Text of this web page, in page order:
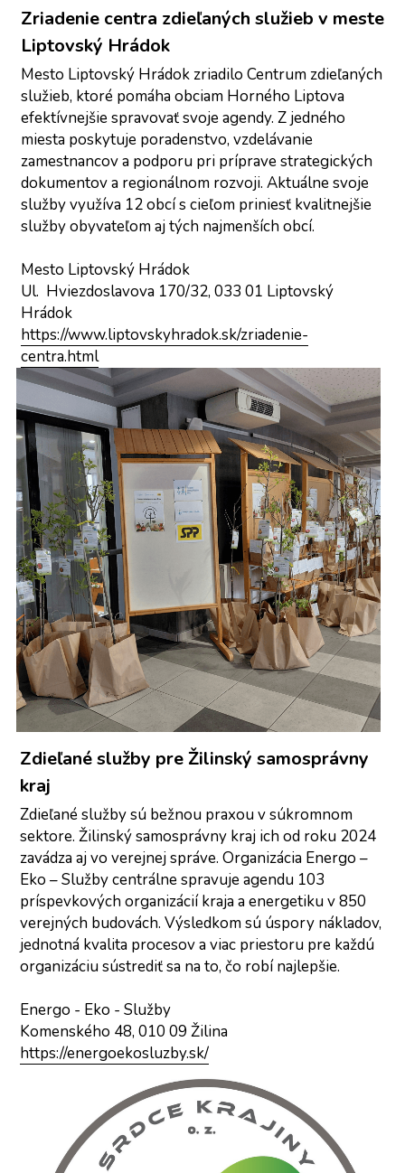
Zriadenie centra zdieľaných služieb v meste
Liptovský Hrádok
Mesto Liptovský Hrádok zriadilo Centrum zdieľaných
služieb, ktoré pomáha obciam Horného Liptova
efektívnejšie spravovať svoje agendy. Z jedného
miesta poskytuje poradenstvo, vzdelávanie
zamestnancov a podporu pri príprave strategických
dokumentov a regionálnom rozvoji. Aktuálne svoje
služby využíva 12 obcí s cieľom priniesť kvalitnejšie
služby obyvateľom aj tých najmenších obcí.
Mesto Liptovský Hrádok
Ul.  Hviezdoslavova 170/32, 033 01 Liptovský
Hrádok
https://www.liptovskyhradok.sk/zriadenie-
centra.html
Zdieľané služby pre Žilinský samosprávny
kraj
Zdieľané služby sú bežnou praxou v súkromnom
sektore. Žilinský samosprávny kraj ich od roku 2024
zavádza aj vo verejnej správe. Organizácia Energo –
Eko – Služby centrálne spravuje agendu 103
príspevkových organizácií kraja a energetiku v 850
verejných budovách. Výsledkom sú úspory nákladov,
jednotná kvalita procesov a viac priestoru pre každú
organizáciu sústrediť sa na to, čo robí najlepšie.
Energo - Eko - Služby
Komenského 48, 010 09 Žilina
https://energoekosluzby.sk/